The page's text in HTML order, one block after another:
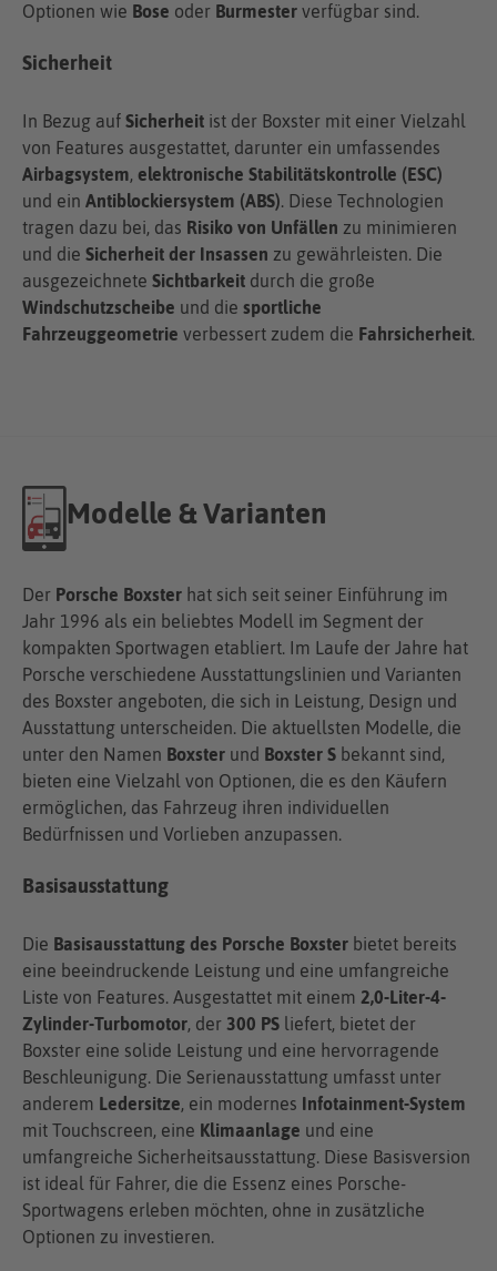
Optionen wie Bose oder Burmester verfügbar sind.
Sicherheit
In Bezug auf Sicherheit ist der Boxster mit einer Vielzahl
von Features ausgestattet, darunter ein umfassendes
Airbagsystem, elektronische Stabilitätskontrolle (ESC)
und ein Antiblockiersystem (ABS). Diese Technologien
tragen dazu bei, das Risiko von Unfällen zu minimieren
und die Sicherheit der Insassen zu gewährleisten. Die
ausgezeichnete Sichtbarkeit durch die große
Windschutzscheibe und die sportliche
Fahrzeuggeometrie verbessert zudem die Fahrsicherheit.
Modelle & Varianten
Der Porsche Boxster hat sich seit seiner Einführung im
Jahr 1996 als ein beliebtes Modell im Segment der
kompakten Sportwagen etabliert. Im Laufe der Jahre hat
Porsche verschiedene Ausstattungslinien und Varianten
des Boxster angeboten, die sich in Leistung, Design und
Ausstattung unterscheiden. Die aktuellsten Modelle, die
unter den Namen Boxster und Boxster S bekannt sind,
bieten eine Vielzahl von Optionen, die es den Käufern
ermöglichen, das Fahrzeug ihren individuellen
Bedürfnissen und Vorlieben anzupassen.
Basisausstattung
Die Basisausstattung des Porsche Boxster bietet bereits
eine beeindruckende Leistung und eine umfangreiche
Liste von Features. Ausgestattet mit einem 2,0-Liter-4-
Zylinder-Turbomotor, der 300 PS liefert, bietet der
Boxster eine solide Leistung und eine hervorragende
Beschleunigung. Die Serienausstattung umfasst unter
anderem Ledersitze, ein modernes Infotainment-System
mit Touchscreen, eine Klimaanlage und eine
umfangreiche Sicherheitsausstattung. Diese Basisversion
ist ideal für Fahrer, die die Essenz eines Porsche-
Sportwagens erleben möchten, ohne in zusätzliche
Optionen zu investieren.